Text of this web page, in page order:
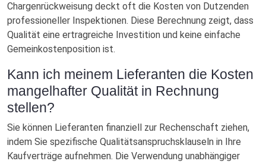
Chargenrückweisung deckt oft die Kosten von Dutzenden
professioneller Inspektionen. Diese Berechnung zeigt, dass
Qualität eine ertragreiche Investition und keine einfache
Gemeinkostenposition ist.
Kann ich meinem Lieferanten die Kosten
mangelhafter Qualität in Rechnung
stellen?
Sie können Lieferanten finanziell zur Rechenschaft ziehen,
indem Sie spezifische Qualitätsanspruchsklauseln in Ihre
Kaufverträge aufnehmen. Die Verwendung unabhängiger